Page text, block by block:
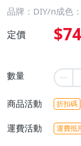
品牌：DIY/n成色
定價
數量
商品活動 折扣碼
運費活動 運費抵